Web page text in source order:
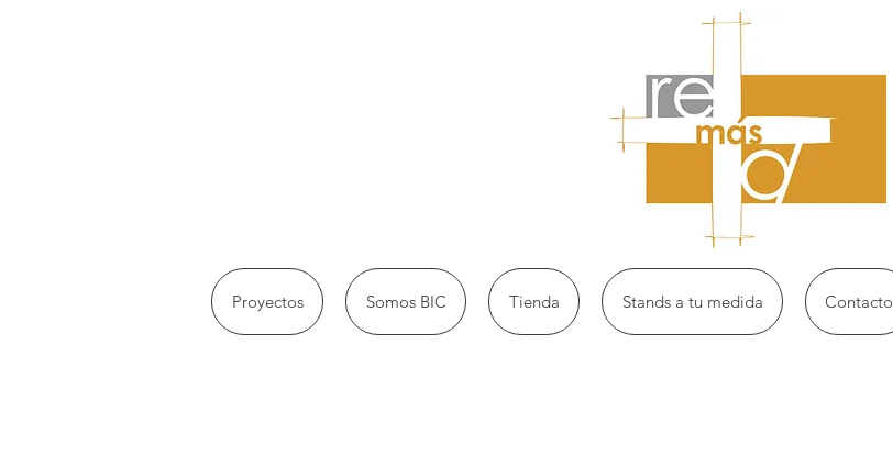
Proyectos Somos BIC Tienda Stands a tu medida Contacto